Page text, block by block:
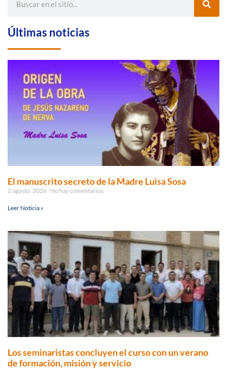
Últimas noticias
El manuscrito secreto de la Madre Luisa Sosa
2 agosto, 2026 No hay comentarios
Leer Noticia »
Los seminaristas concluyen el curso con un verano
de formación, misión y servicio